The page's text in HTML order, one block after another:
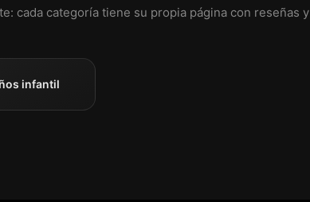
cada categoría tiene su propia página con reseñas y
infantil